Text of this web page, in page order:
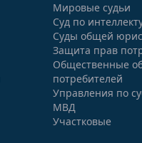
Мировые судьи
Суд по
Суды общей
Защита прав
Общественные
потребителей
Управления по
МВД
Участковые